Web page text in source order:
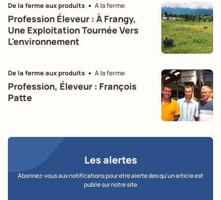
De la ferme aux produits A la ferme
Profession Éleveur : À Frangy,
Une Exploitation Tournée Vers
L'environnement
De la ferme aux produits A la ferme
Profession, Éleveur : François
Patte
Les alertes
Abonnez-vous aux notifications pour etre alerte des qu’un article est
publie sur notre site